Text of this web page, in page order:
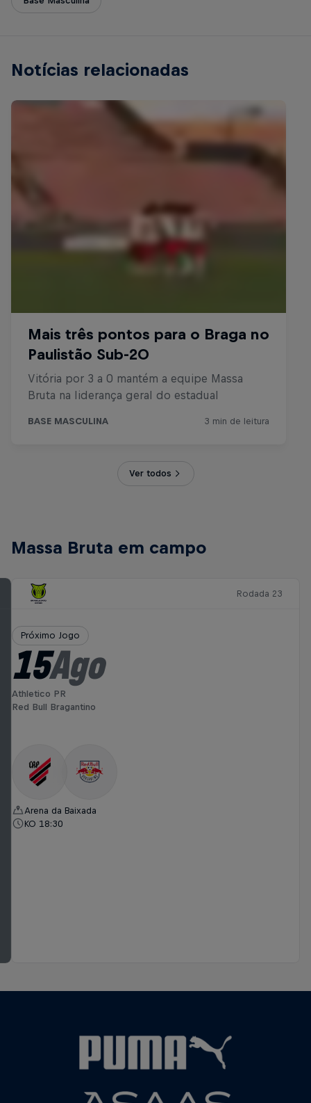
Notícias relacionadas
Ver todos
Massa Bruta em campo
Rodada 23
Próximo Jogo
15Ago
Athletico PR
Red Bull Bragantino
Arena da Baixada
KO 18:30